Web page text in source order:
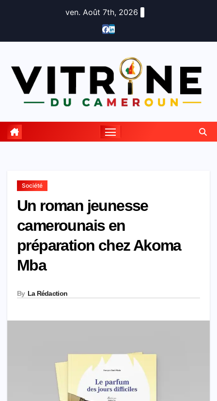
ven. Août 7th, 2026
Société
Un roman jeunesse
camerounais en
préparation chez Akoma
Mba
By La Rédaction